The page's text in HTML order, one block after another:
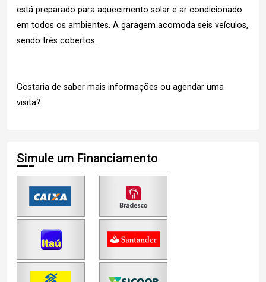
está preparado para aquecimento solar e ar condicionado
em todos os ambientes. A garagem acomoda seis veículos,
sendo três cobertos.
Gostaria de saber mais informações ou agendar uma
visita?
Simule um Financiamento